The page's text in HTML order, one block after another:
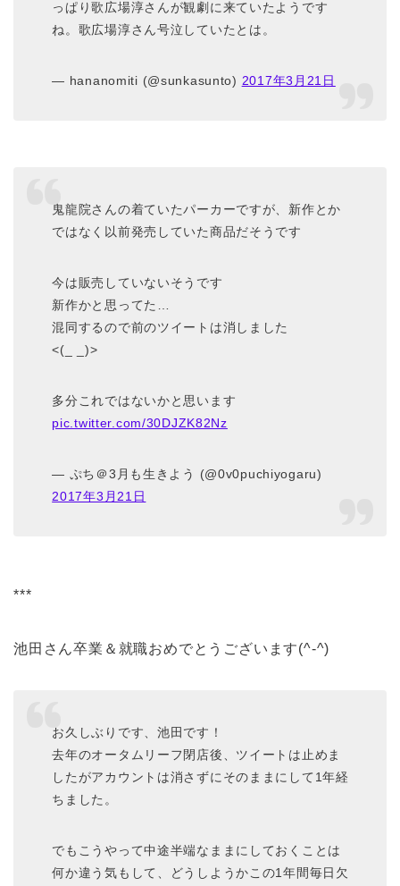
っぱり歌広場淳さんが観劇に来ていたようです
ね。歌広場淳さん号泣していたとは。
— hananomiti (@sunkasunto) 2017年3月21日
鬼龍院さんの着ていたパーカーですが、新作とか
ではなく以前発売していた商品だそうです
今は販売していないそうです
新作かと思ってた…
混同するので前のツイートは消しました
<(_ _)>
多分これではないかと思います
pic.twitter.com/30DJZK82Nz
— ぷち＠3月も生きよう (@0v0puchiyogaru)
2017年3月21日
***
池田さん卒業＆就職おめでとうございます(^-^)
お久しぶりです、池田です！
去年のオータムリーフ閉店後、ツイートは止めま
したがアカウントは消さずにそのままにして1年経
ちました。
でもこうやって中途半端なままにしておくことは
何か違う気もして、どうしようかこの1年間毎日欠